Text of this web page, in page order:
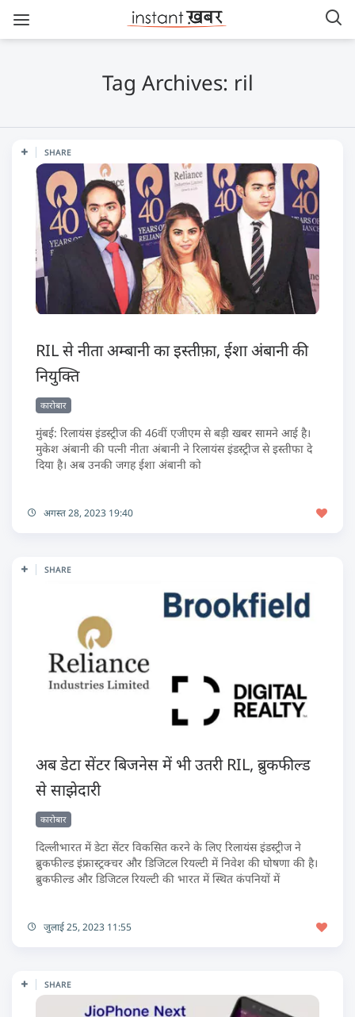
Tag Archives: ril
SHARE
RIL से नीता अम्बानी का इस्तीफ़ा, ईशा अंबानी की
नियुक्ति
कारोबार
मुंबई: रिलायंस इंडस्ट्रीज की 46वीं एजीएम से बड़ी खबर सामने आई है।
मुकेश अंबानी की पत्नी नीता अंबानी ने रिलायंस इंडस्ट्रीज से इस्तीफा दे
दिया है। अब उनकी जगह ईशा अंबानी को
अगस्त 28, 2023 19:40
SHARE
अब डेटा सेंटर बिजनेस में भी उतरी RIL, ब्रुकफील्ड
से साझेदारी
कारोबार
दिल्लीभारत में डेटा सेंटर विकसित करने के लिए रिलायंस इंडस्ट्रीज ने
ब्रुकफील्ड इंफ्रास्ट्रक्चर और डिजिटल रियल्टी में निवेश की घोषणा की है।
ब्रुकफील्ड और डिजिटल रियल्टी की भारत में स्थित कंपनियों में
जुलाई 25, 2023 11:55
SHARE